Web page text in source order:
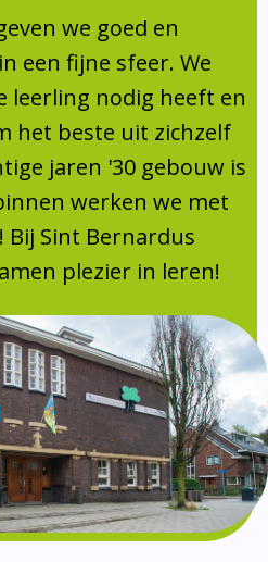
op school
Gezin
(AC)
(MR)
we goed en
een fijne sfeer. We
leerling nodig heeft en
het beste uit zichzelf
jaren '30 gebouw is
werken we met
Bij Sint Bernardus
plezier in leren!